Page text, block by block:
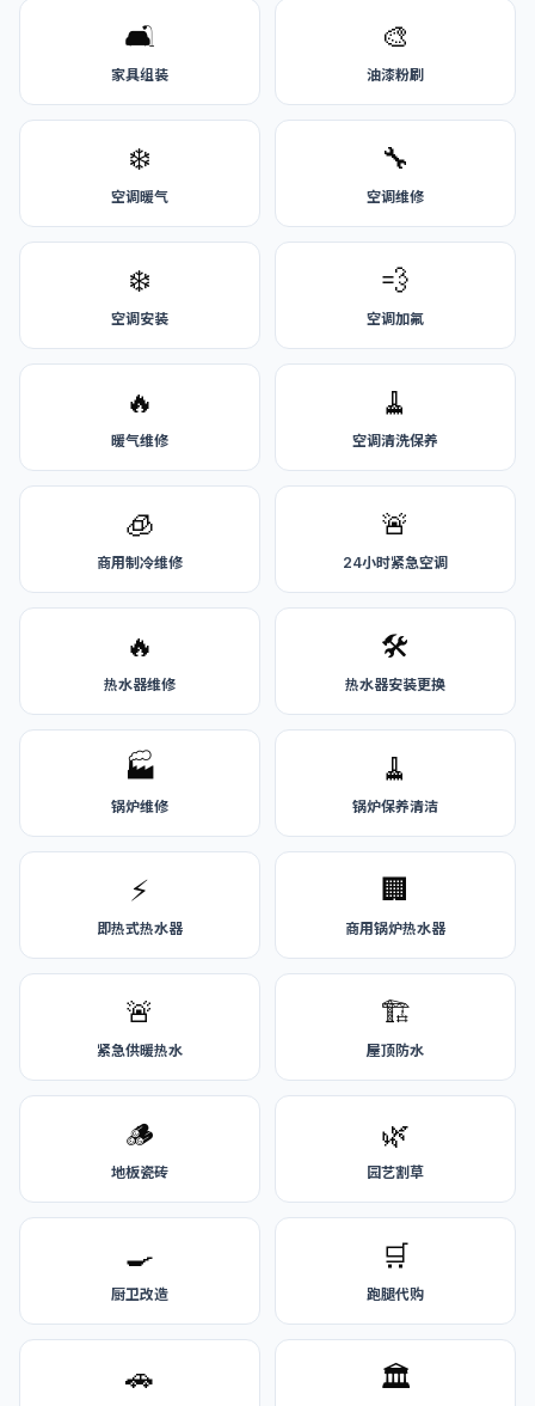
🛋️
家具组装
🎨
油漆粉刷
❄️
空调暖气
🔧
空调维修
❄️
空调安装
💨
空调加氟
🔥
暖气维修
🧹
空调清洗保养
🧊
商用制冷维修
🚨
24小时紧急空调
🔥
热水器维修
🛠️
热水器安装更换
🏭
锅炉维修
🧹
锅炉保养清洁
⚡
即热式热水器
🏢
商用锅炉热水器
🚨
紧急供暖热水
🏗️
屋顶防水
🪵
地板瓷砖
🌿
园艺割草
🍳
厨卫改造
🛒
跑腿代购
🚗 🏛️